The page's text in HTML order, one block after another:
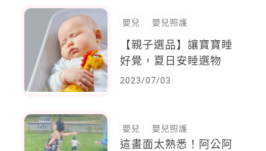
嬰兒 嬰兒照護
【親子選品】讓寶寶睡
好覺，夏日安睡選物
2023/07/03
嬰兒 嬰兒照護
這畫面太熟悉！阿公阿